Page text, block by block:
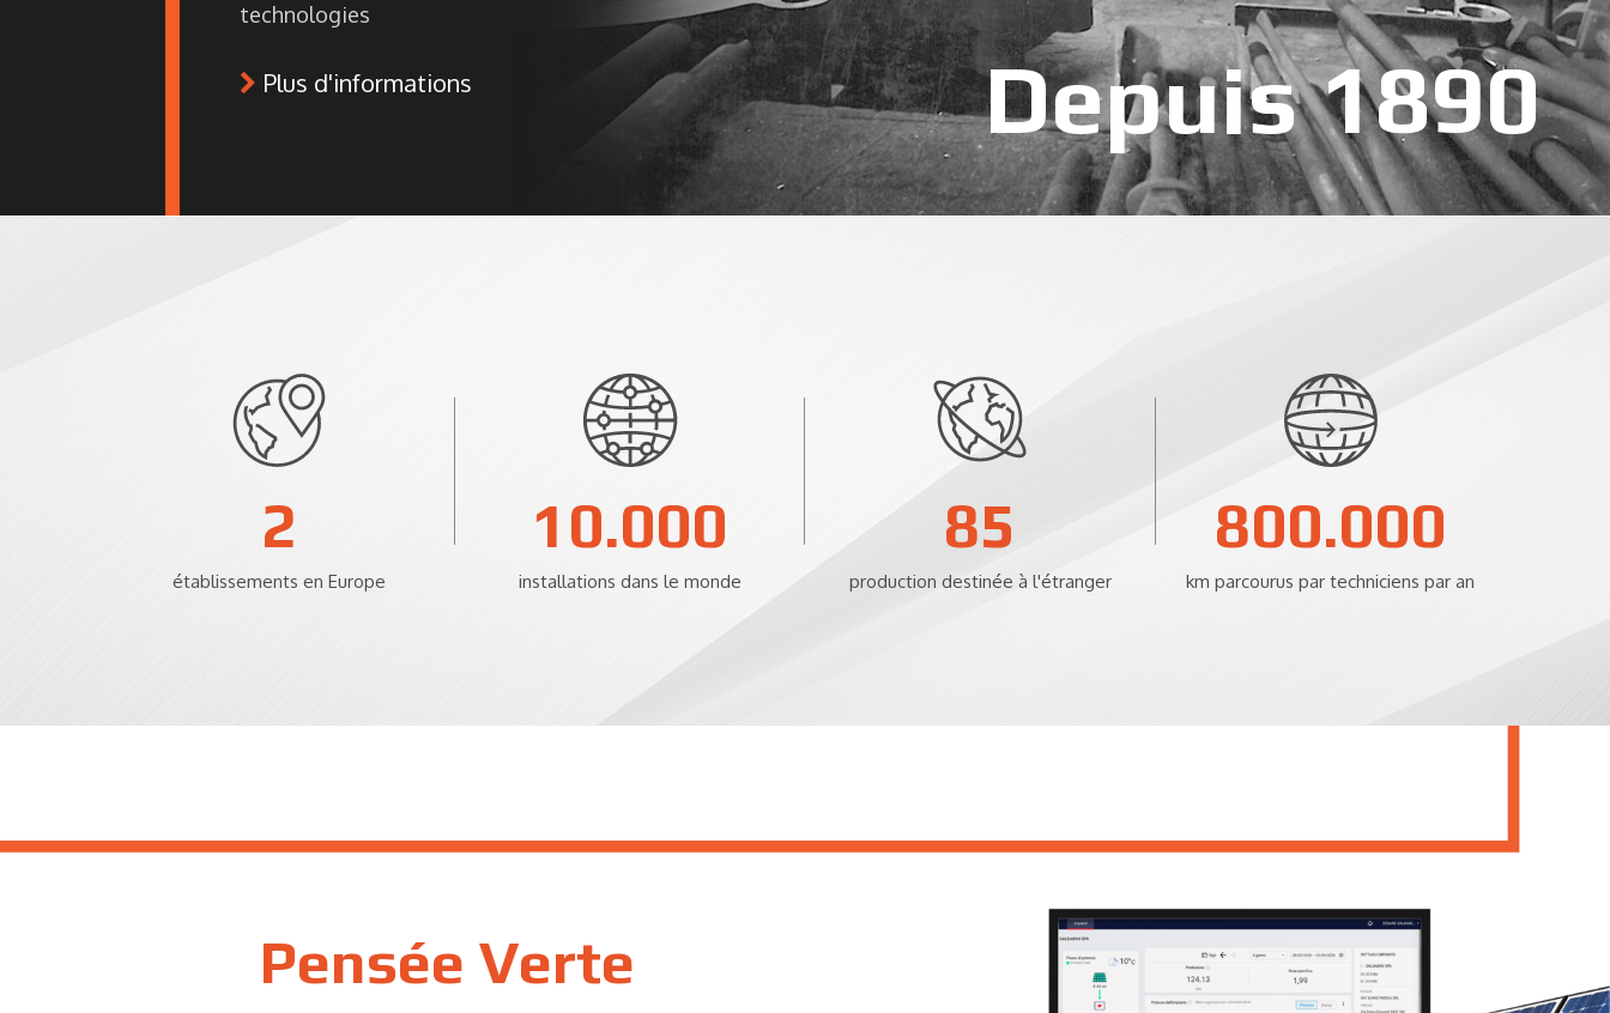
technologies
Plus d'informations Depuis 1890
2
établissements en Europe
10.000
installations dans le monde
85
production destinée à l'étranger
800.000
km parcourus par techniciens par an
Pensée Verte